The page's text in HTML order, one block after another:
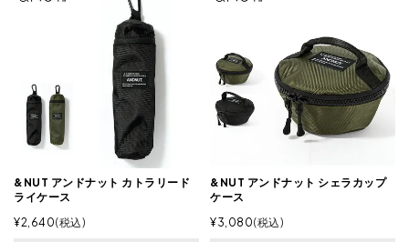
&NUT アンドナット カトラリード
ライケース
¥2,640 税込
&NUT アンドナット シェラカップ
ケース
¥3,080 税込